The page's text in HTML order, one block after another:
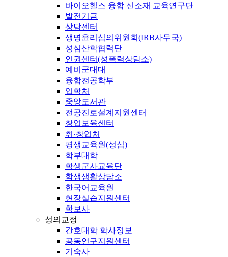
바이오헬스 융합 신소재 교육연구단
발전기금
상담센터
생명윤리심의위원회(IRB사무국)
성심산학협력단
인권센터(성폭력상담소)
예비군대대
융합전공학부
입학처
중앙도서관
전공진로설계지원센터
창업보육센터
취·창업처
평생교육원(성심)
학부대학
학생군사교육단
학생생활상담소
한국어교육원
현장실습지원센터
학보사
성의교정
간호대학 학사정보
공동연구지원센터
기숙사